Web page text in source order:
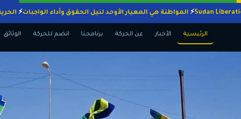
المواطنة هي المعيار الأوحد لنيل الحقوق وأداء الواجبات
الرئيسية الأخبار عن الحركة برنامجنا انضم للحركة الوثائق